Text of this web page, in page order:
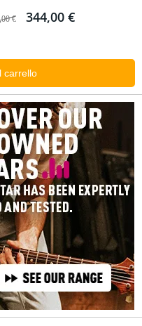
€ 344,00 €
carrello